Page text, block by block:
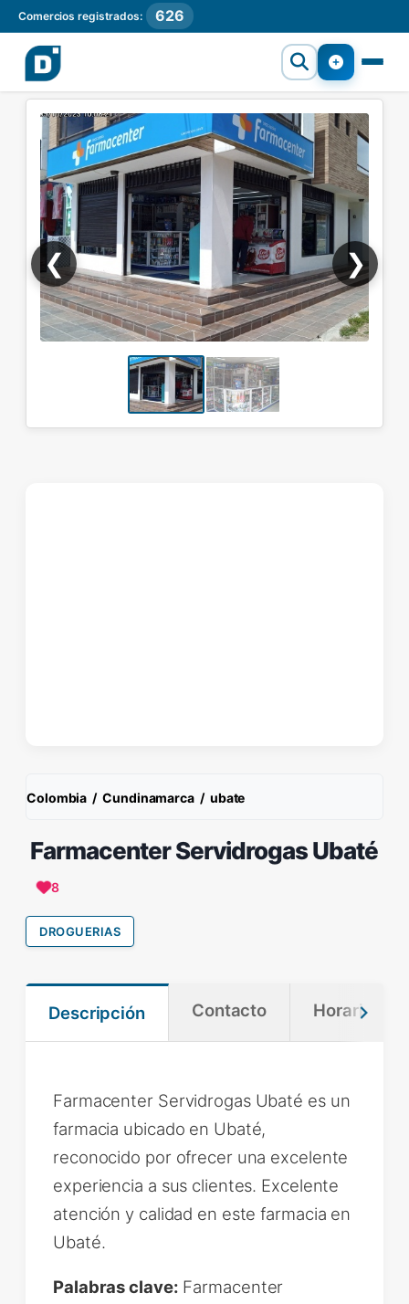
Comercios registrados: 626
❮ ❯
Colombia / Cundinamarca / ubate
Farmacenter Servidrogas Ubaté
8
DROGUERIAS
Descripción Contacto Horario
Farmacenter Servidrogas Ubaté es un
farmacia ubicado en Ubaté,
reconocido por ofrecer una excelente
experiencia a sus clientes. Excelente
atención y calidad en este farmacia en
Ubaté.
Palabras clave: Farmacenter